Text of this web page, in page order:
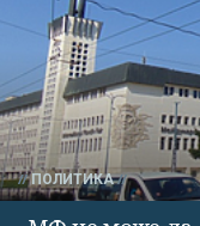
ПОЛИТИКА